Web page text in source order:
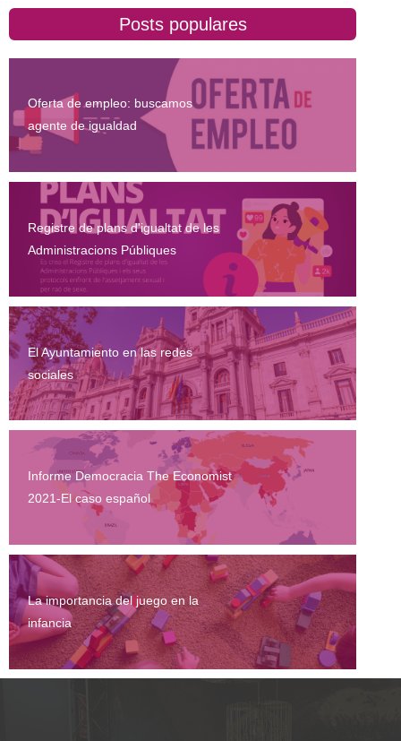
Posts populares
Oferta de empleo: buscamos
agente de igualdad
Registre de plans d'igualtat de les
Administracions Públiques
El Ayuntamiento en las redes
sociales
Informe Democracia The Economist
2021-El caso español
La importancia del juego en la
infancia